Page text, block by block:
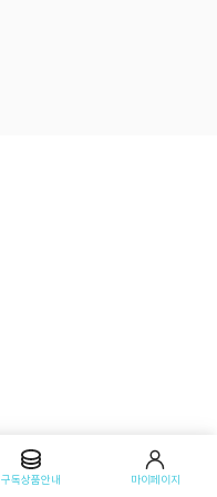
구독상품안내 마이페이지